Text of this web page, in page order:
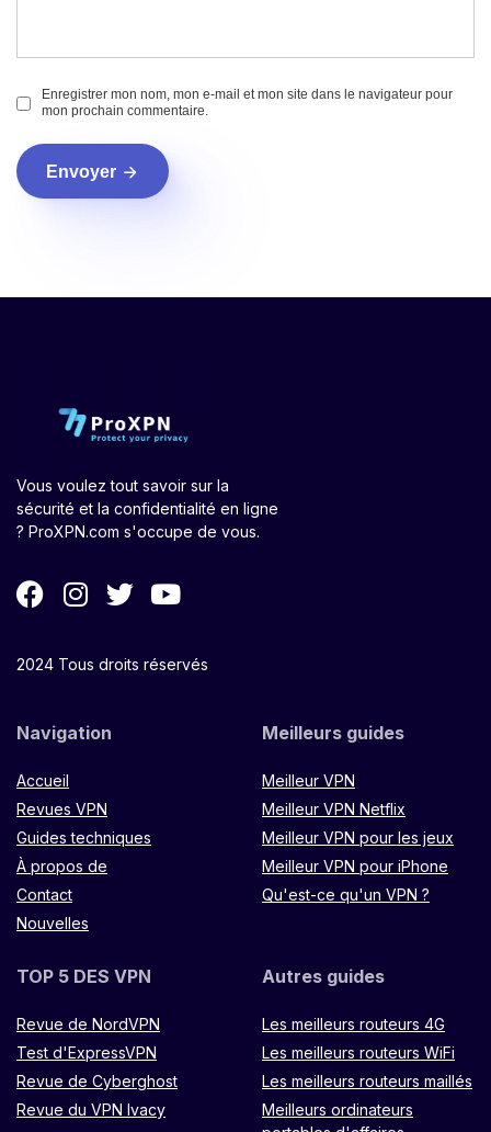
Enregistrer mon nom, mon e-mail et mon site dans le navigateur pour
mon prochain commentaire.
Envoyer
Vous voulez tout savoir sur la
sécurité et la confidentialité en ligne
? ProXPN.com s'occupe de vous.
2024 Tous droits réservés
Navigation
Accueil
Revues VPN
Guides techniques
À propos de
Contact
Nouvelles
Meilleurs guides
Meilleur VPN
Meilleur VPN Netflix
Meilleur VPN pour les jeux
Meilleur VPN pour iPhone
Qu'est-ce qu'un VPN ?
TOP 5 DES VPN
Revue de NordVPN
Test d'ExpressVPN
Revue de Cyberghost
Revue du VPN Ivacy
Autres guides
Les meilleurs routeurs 4G
Les meilleurs routeurs WiFi
Les meilleurs routeurs maillés
Meilleurs ordinateurs